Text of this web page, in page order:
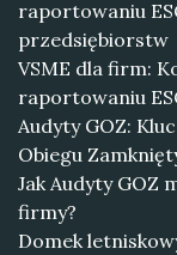
raportowaniu
przedsiębiorstw
VSME dla firm:
raportowaniu
Audyty GOZ:
Obiegu
Jak Audyty GOZ
firmy?
Domek